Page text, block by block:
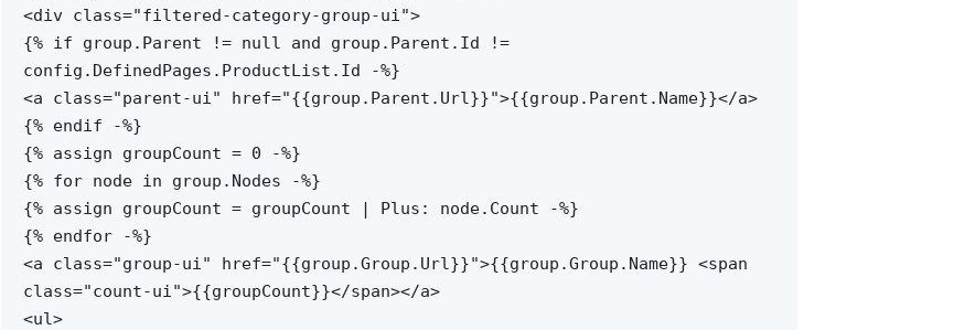
<div class="filtered-category-group-ui">
{% if group.Parent != null and group.Parent.Id !=
config.DefinedPages.ProductList.Id -%}
<a class="parent-ui" href="{{group.Parent.Url}}">{{group.Parent.Name}}</a>
{% endif -%}
{% assign groupCount = 0 -%}
{% for node in group.Nodes -%}
{% assign groupCount = groupCount | Plus: node.Count -%}
{% endfor -%}
<a class="group-ui" href="{{group.Group.Url}}">{{group.Group.Name}} <span
class="count-ui">{{groupCount}}</span></a>
<ul>